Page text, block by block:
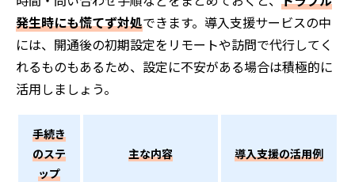
発生時にも慌てず対処できます。導入支援サービスの中
には、開通後の初期設定をリモートや訪問で代行してく
れるものもあるため、設定に不安がある場合は積極的に
活用しましょう。
手続き
のステ
ップ
主な内容 導入支援の活用例